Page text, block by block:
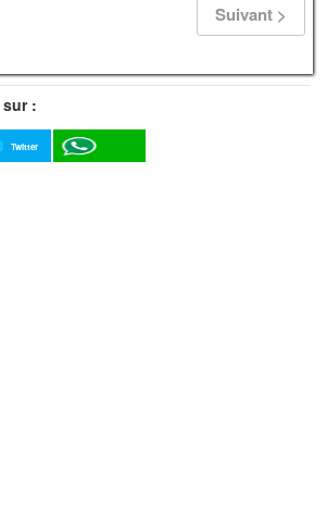
Suivant >
:
Twitter